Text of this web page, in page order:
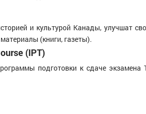
и культурой Канады, улучшат
(книги, газеты).
(IPT)
подготовки к сдаче экзамена